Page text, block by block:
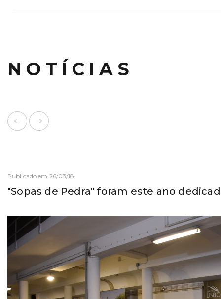
NOTÍCIAS
Publicado em 26/03/18
"Sopas de Pedra" foram este ano